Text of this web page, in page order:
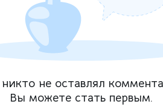
не оставлял
Вы можете стать первым.